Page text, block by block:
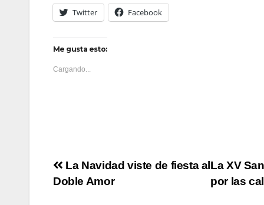
Twitter Facebook
Me gusta esto:
Cargando...
Navegación
La XV
por las
La Navidad viste de fiesta al
Doble Amor